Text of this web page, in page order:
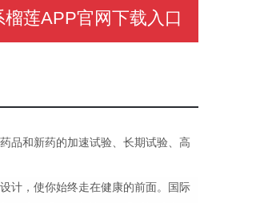
榴莲APP官网下载入口
品和新药的加速试验、长期试验、高
计，使你始终走在健康的前面。国际